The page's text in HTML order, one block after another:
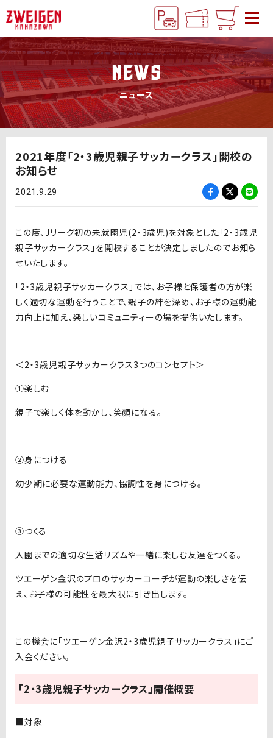
NEWS
ニュース
2021年度「2・3歳児親子サッカークラス」開校の
お知らせ
2021.9.29
この度、Jリーグ初の未就園児(2・3歳児)を対象とした「2・3歳児
親子サッカークラス」を開校することが決定しましたのでお知ら
せいたします。
「2・3歳児親子サッカークラス」では、お子様と保護者の方が楽
しく適切な運動を行うことで、親子の絆を深め、お子様の運動能
力向上に加え、楽しいコミュニティーの場を提供いたします。
＜2・3歳児親子サッカークラス3つのコンセプト＞
①楽しむ
親子で楽しく体を動かし、笑顔になる。
②身につける
幼少期に必要な運動能力、協調性を身につける。
③つくる
入園までの適切な生活リズムや一緒に楽しむ友達をつくる。
ツエーゲン金沢のプロのサッカーコーチが運動の楽しさを伝
え、お子様の可能性を最大限に引き出します。
この機会に「ツエーゲン金沢2・3歳児親子サッカークラス」にご
入会ください。
「2・3歳児親子サッカークラス」開催概要
■対象